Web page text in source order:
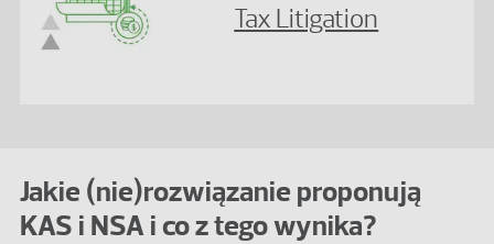
Tax Litigation
Jakie (nie)rozwiązanie proponują
KAS i NSA i co z tego wynika?